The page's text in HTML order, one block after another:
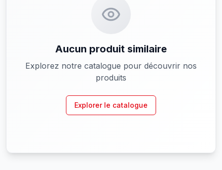
Aucun produit similaire
Explorez notre catalogue pour découvrir nos
produits
Explorer le catalogue